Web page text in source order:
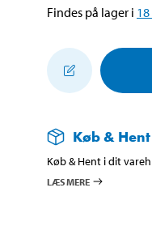
Findes på lager i 18
Køb & Hent
Køb & Hent i dit
LÆS MERE